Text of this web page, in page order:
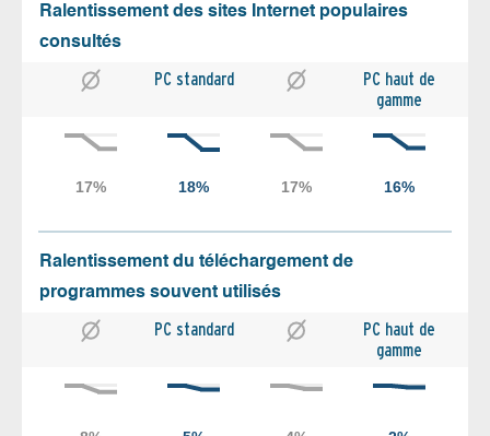
Ralentissement des sites Internet populaires
consultés
PC standard
PC haut de
gamme
Ralentissement du téléchargement de
programmes souvent utilisés
PC standard
PC haut de
gamme